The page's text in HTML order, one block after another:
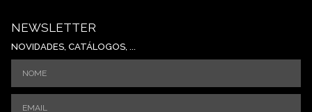
NEWSLETTER
NOVIDADES, CATÁLOGOS, ...